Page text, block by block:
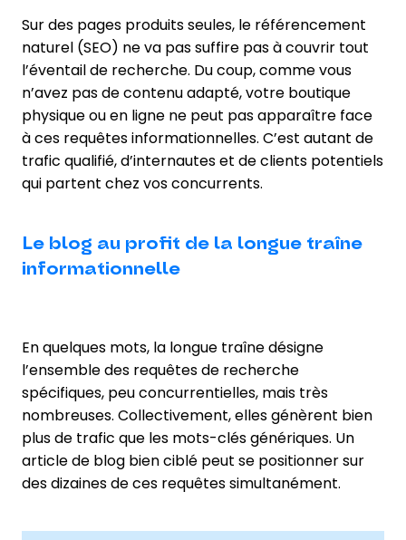
Sur des pages produits seules, le référencement
naturel (SEO) ne va pas suffire pas à couvrir tout
l’éventail de recherche. Du coup, comme vous
n’avez pas de contenu adapté, votre boutique
physique ou en ligne ne peut pas apparaître face
à ces requêtes informationnelles. C’est autant de
trafic qualifié, d’internautes et de clients potentiels
qui partent chez vos concurrents.
Le blog au profit de la longue traîne
informationnelle
En quelques mots, la longue traîne désigne
l’ensemble des requêtes de recherche
spécifiques, peu concurrentielles, mais très
nombreuses. Collectivement, elles génèrent bien
plus de trafic que les mots-clés génériques. Un
article de blog bien ciblé peut se positionner sur
des dizaines de ces requêtes simultanément.